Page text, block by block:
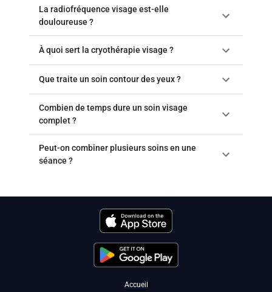
La radiofréquence visage est-elle
douloureuse ?
À quoi sert la cryothérapie visage ?
Que traite un soin contour des yeux ?
Combien de temps dure un soin visage
complet ?
Peut-on combiner plusieurs soins en une
séance ?
Accueil